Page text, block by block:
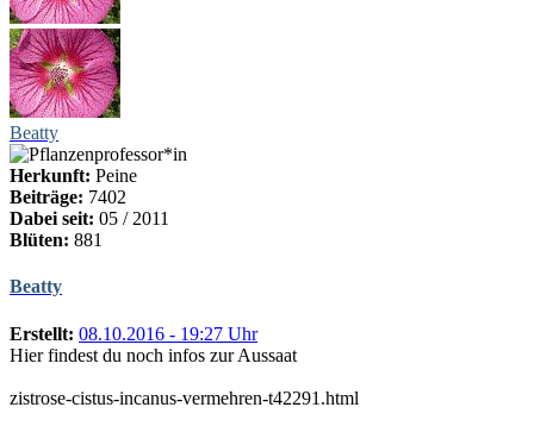
Beatty
Herkunft: Peine
Beiträge: 7402
Dabei seit: 05 / 2011
Blüten: 881
Beatty
Erstellt: 08.10.2016 - 19:27 Uhr
Hier findest du noch infos zur Aussaat
zistrose-cistus-incanus-vermehren-t42291.html